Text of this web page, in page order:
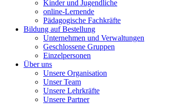
Kinder und Jugendliche
online-Lernende
Pädagogische Fachkräfte
Bildung auf Bestellung
Unternehmen und Verwaltungen
Geschlossene Gruppen
Einzelpersonen
Über uns
Unsere Organisation
Unser Team
Unsere Lehrkräfte
Unsere Partner